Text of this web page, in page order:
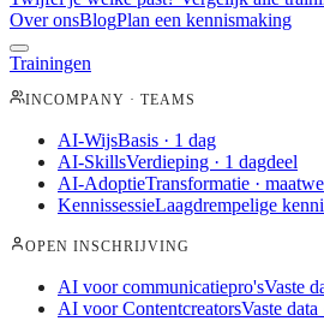
Over onsBlogPlan een kennismaking
Trainingen
INCOMPANY · TEAMS
AI-WijsBasis · 1 dag
AI-SkillsVerdieping · 1 dagdeel
AI-AdoptieTransformatie ·
KennissessieLaagdrempelige
OPEN INSCHRIJVING
AI voor communicatiepro'sVaste
AI voor ContentcreatorsVaste data